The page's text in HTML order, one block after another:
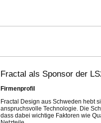
Fractal als Sponsor der
Firmenprofil
Fractal Design aus Schweden hebt
anspruchsvolle Technologie. Die
dass dabei wichtige Faktoren wie